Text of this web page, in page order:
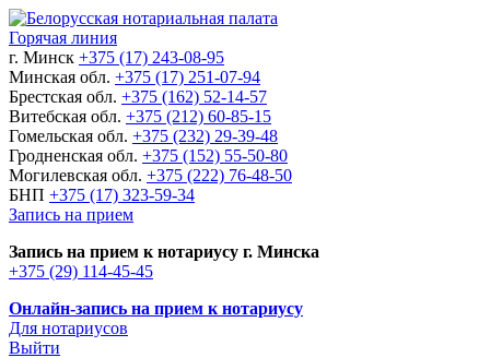
Горячая линия
г. Минск +375 (17) 243-08-95
Минская обл. +375 (17) 251-07-94
Брестская обл. +375 (162) 52-14-57
Витебская обл. +375 (212) 60-85-15
Гомельская обл. +375 (232) 29-39-48
Гродненская обл. +375 (152) 55-50-80
Могилевская обл. +375 (222) 76-48-50
БНП +375 (17) 323-59-34
Запись на прием
Запись на прием к нотариусу г. Минска
+375 (29) 114-45-45
Онлайн-запись на прием к нотариусу
Для нотариусов
Выйти